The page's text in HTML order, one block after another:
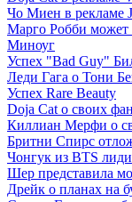
Чо Миен в рекламе
Марго Робби может
Миноуг
Успех "Bad Guy"
Леди Гага о Тони
Успех Rare Beauty
Doja Cat о своих
Киллиан Мерфи о
Бритни Спирс
Чонгук из BTS
Шер представила
Дрейк о планах на